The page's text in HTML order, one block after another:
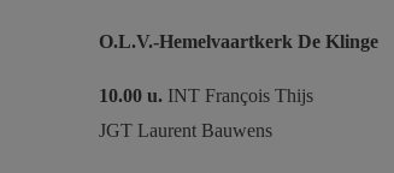
O.L.V.-Hemelvaartkerk De Klinge
10.00 u. INT François Thijs
JGT Laurent Bauwens